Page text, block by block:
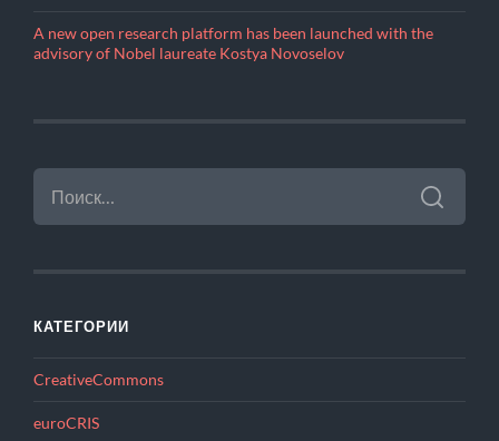
A new open research platform has been launched with the
advisory of Nobel laureate Kostya Novoselov
НАЙТИ:
КАТЕГОРИИ
CreativeCommons
euroCRIS